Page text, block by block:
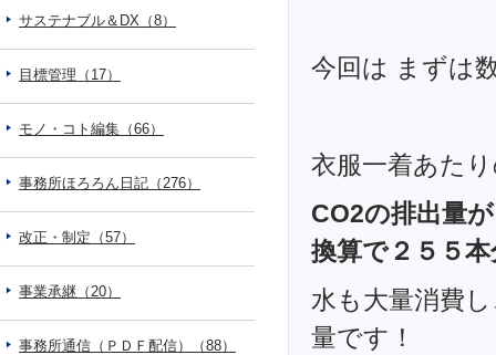
今回は まずは
衣服一着あた
CO2の排出量
換算で２５５本
水も大量消費
量です！
サステナブル＆DX（8）
目標管理（17）
モノ・コト編集（66）
事務所ほろろん日記（276）
改正・制定（57）
事業承継（20）
事務所通信（ＰＤＦ配信）（88）